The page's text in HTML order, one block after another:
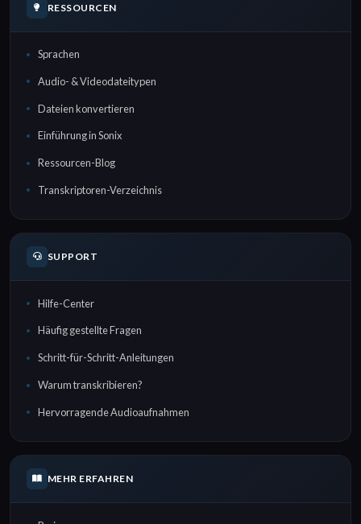
RESSOURCEN
Sprachen
Audio- & Videodateitypen
Dateien konvertieren
Einführung in Sonix
Ressourcen-Blog
Transkriptoren-Verzeichnis
SUPPORT
Hilfe-Center
Häufig gestellte Fragen
Schritt-für-Schritt-Anleitungen
Warum transkribieren?
Hervorragende Audioaufnahmen
MEHR ERFAHREN